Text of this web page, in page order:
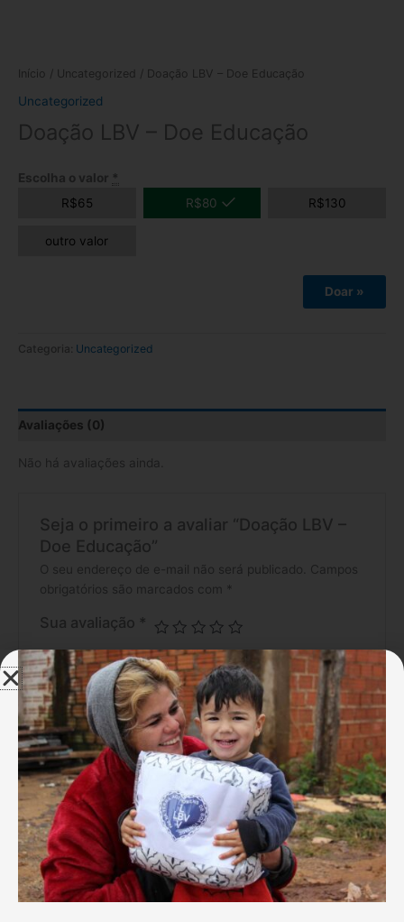
Início / Uncategorized / Doação LBV – Doe Educação
Uncategorized
Doação LBV – Doe Educação
Escolha o valor *
R$65 R$80 R$130
outro valor
Doar »
Categoria: Uncategorized
Avaliações (0)
Não há avaliações ainda.
Seja o primeiro a avaliar “Doação LBV –
Doe Educação”
O seu endereço de e-mail não será publicado.
Campos
obrigatórios são marcados com *
Sua avaliação *
Sua avaliação sobre o produto *
Nome*
E-mail*